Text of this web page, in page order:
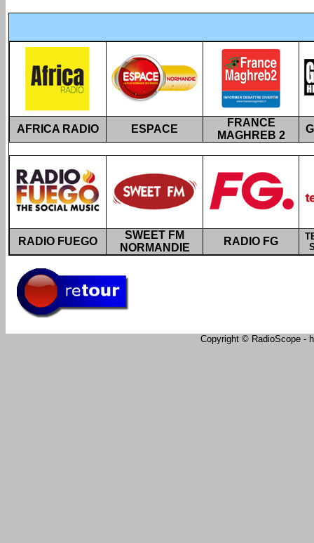
AFRICA RADIO ESPACE
FRANCE
MAGHREB 2
RADIO FUEGO
SWEET FM
NORMANDIE
RADIO FG
Copyright © RadioScope -